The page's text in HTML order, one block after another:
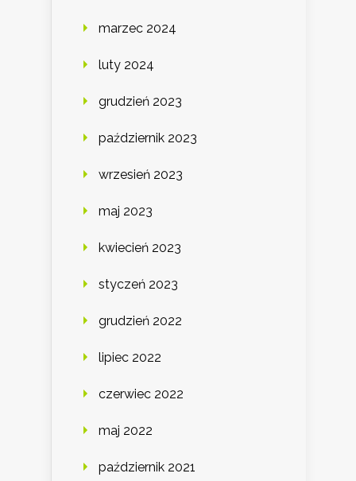
marzec 2024
luty 2024
grudzień 2023
październik 2023
wrzesień 2023
maj 2023
kwiecień 2023
styczeń 2023
grudzień 2022
lipiec 2022
czerwiec 2022
maj 2022
październik 2021